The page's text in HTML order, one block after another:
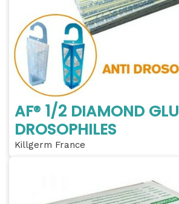
AF® 1/2 DIAMOND GLU
DROSOPHILES
Killgerm France